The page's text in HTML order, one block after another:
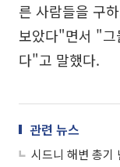
른 사람들을 구
보았다"면서 "그
다"고 말했다.
관련 뉴스